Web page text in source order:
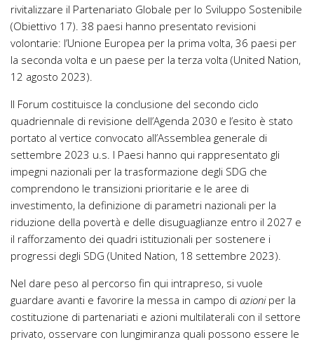
rivitalizzare il Partenariato Globale per lo Sviluppo Sostenibile
(Obiettivo 17). 38 paesi hanno presentato revisioni
volontarie: l’Unione Europea per la prima volta, 36 paesi per
la seconda volta e un paese per la terza volta (United Nation,
12 agosto 2023).
Il Forum costituisce la conclusione del secondo ciclo
quadriennale di revisione dell’Agenda 2030 e l’esito è stato
portato al vertice convocato all’Assemblea generale di
settembre 2023 u.s. I Paesi hanno qui rappresentato gli
impegni nazionali per la trasformazione degli SDG che
comprendono le transizioni prioritarie e le aree di
investimento, la definizione di parametri nazionali per la
riduzione della povertà e delle disuguaglianze entro il 2027 e
il rafforzamento dei quadri istituzionali per sostenere i
progressi degli SDG (United Nation, 18 settembre 2023).
Nel dare peso al percorso fin qui intrapreso, si vuole
guardare avanti e favorire la messa in campo di azioni per la
costituzione di partenariati e azioni multilaterali con il settore
privato, osservare con lungimiranza quali possono essere le